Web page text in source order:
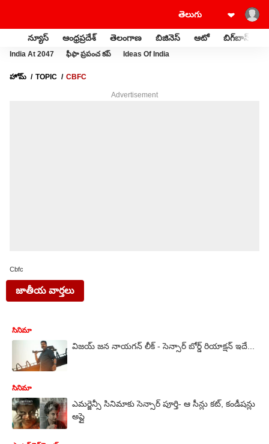
న్యూస్ ఆంధ్రప్రదేశ్ తెలంగాణ బిజినెస్ ఆటో బిగ్‌బాస్
India At 2047 ఫీఫా ప్రపంచ కప్ Ideas Of India
హోమ్ TOPIC CBFC
Advertisement
Cbfc
జాతీయ వార్తలు
సినిమా
విజయ్ జన నాయగన్ లీక్ - సెన్సార్ బోర్డ్ రియాక్షన్ ఇదే...
సినిమా
ఎమర్జెన్సీ సినిమాకు సెన్సార్‌ పూర్తి- ఆ సీన్లు కట్, కండీషన్లు
అప్లై